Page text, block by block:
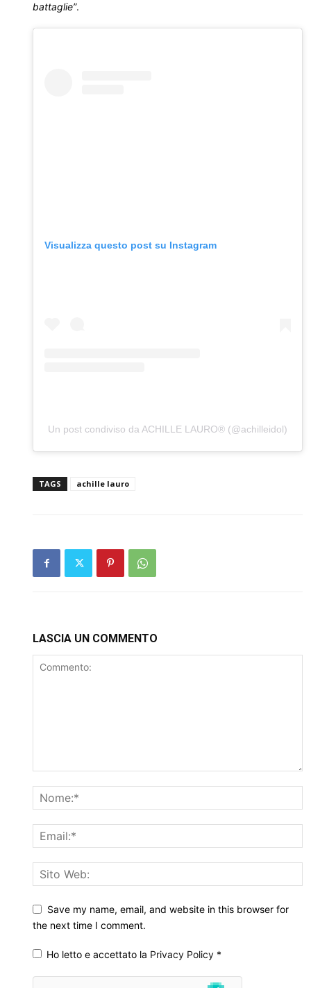
battaglie”.
Visualizza questo post su Instagram
Un post condiviso da ACHILLE LAURO® (@achilleidol)
TAGS achille lauro
LASCIA UN COMMENTO
Save my name, email, and website in this browser for
the next time I comment.
Ho letto e accettato la Privacy Policy *